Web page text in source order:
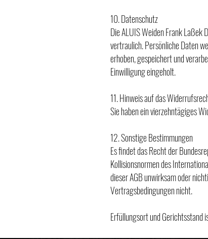
10. Datenschutz
Die ALUIS Weiden Frank Laßek
vertraulich. Persönliche Daten
erhoben, gespeichert und
Einwilligung eingeholt.
11. Hinweis auf das
Sie haben ein vierzehntägiges
12. Sonstige Bestimmungen
Es findet das Recht der
Kollisionsnormen des
dieser AGB unwirksam oder
Vertragsbedingungen nicht.
Erfüllungsort und Gerichtsstand